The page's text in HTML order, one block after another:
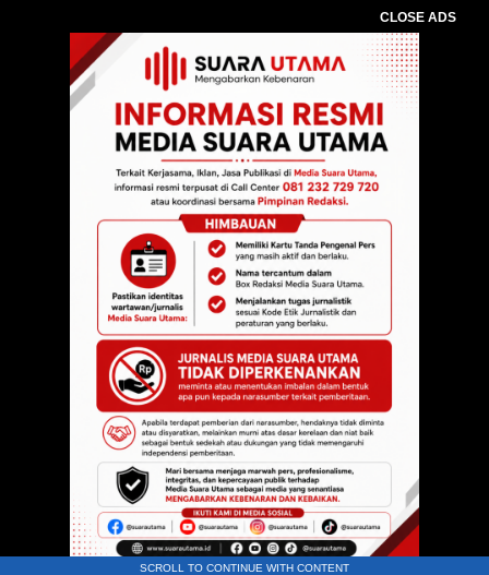
CLOSE ADS
SCROLL TO CONTINUE WITH CONTENT